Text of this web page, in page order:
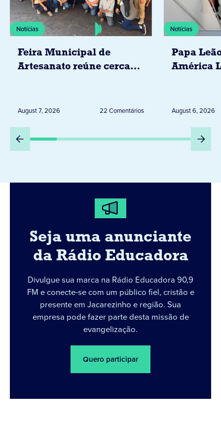
Notícias
Feira Municipal de
Artesanato reúne cerca
August 7, 2026 22 Comentários
Notícias
Papa
América
Peru
August 6, 2026
Seja uma anunciante
da Rádio Educadora
Divulgue sua marca na Rádio Educadora 90,9
FM e conecte-se com um público fiel, cristão e
presente em Jacarezinho e região. Sua
empresa pode fazer parte desta missão de
evangelização.
Quero participar